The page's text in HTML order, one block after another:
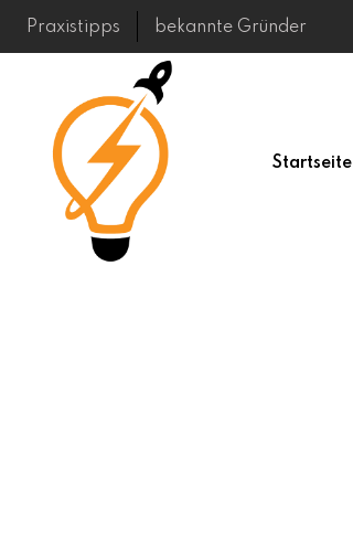
Skip
Praxistipps bekannte Gründer
Startseite